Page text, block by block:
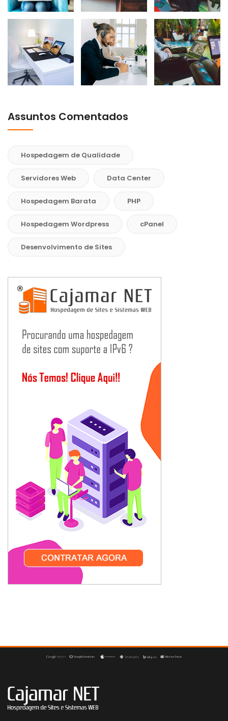
Assuntos Comentados
Hospedagem de Qualidade
Servidores Web Data Center
Hospedagem Barata PHP
Hospedagem Wordpress cPanel
Desenvolvimento de Sites